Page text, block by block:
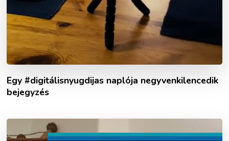
Egy #digitálisnyugdijas naplója negyvenkilencedik
bejegyzés